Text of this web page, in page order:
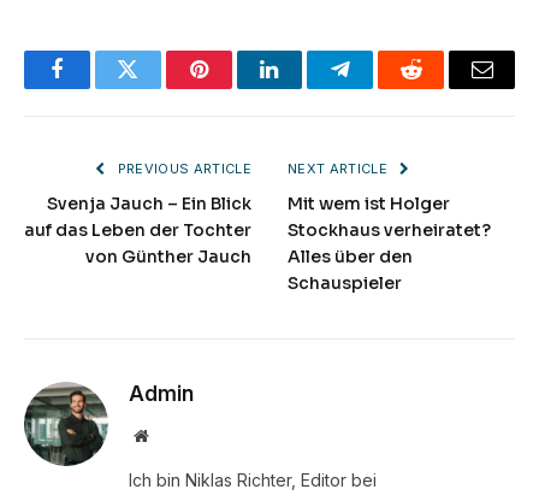
FacebookTwitter PinterestLinkedInTelegramReddit Email
PREVIOUS ARTICLE
Svenja Jauch – Ein Blick
auf das Leben der Tochter
von Günther Jauch
NEXT ARTICLE
Mit wem ist Holger
Stockhaus verheiratet?
Alles über den
Schauspieler
Admin
Website
Ich bin Niklas Richter, Editor bei